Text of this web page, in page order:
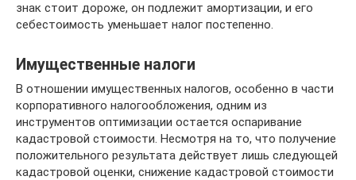
знак стоит дороже, он подлежит амортизации, и его
себестоимость уменьшает налог постепенно.
Имущественные налоги
В отношении имущественных налогов, особенно в части
корпоративного налогообложения, одним из
инструментов оптимизации остается оспаривание
кадастровой стоимости. Несмотря на то, что получение
положительного результата действует лишь следующей
кадастровой оценки, снижение кадастровой стоимости